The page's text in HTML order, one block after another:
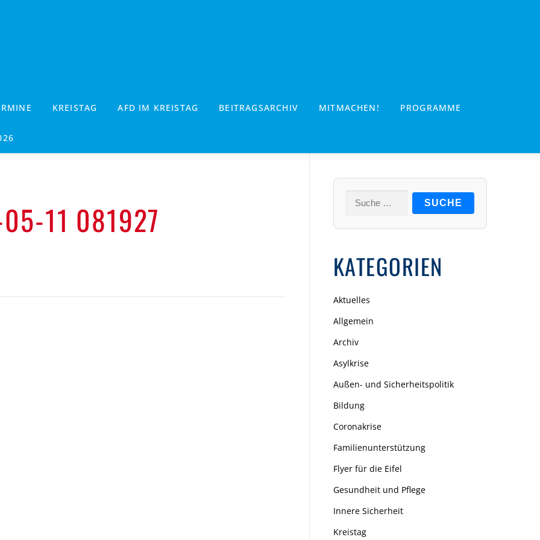
KREISTAG AFD IM KREISTAG BEITRAGSARCHIV MITMACHEN! PROGRAMME
05-11 081927
Suche
KATEGORIEN
Aktuelles
Allgemein
Archiv
Asylkrise
Außen- und Sicherheitspolitik
Bildung
Coronakrise
Familienunterstützung
Flyer für die Eifel
Gesundheit und Pflege
Innere Sicherheit
Kreistag